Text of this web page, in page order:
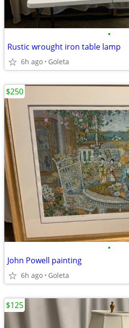
•
Rustic wrought iron table lamp
6h ago Goleta
•
John Powell painting
6h ago Goleta
$250
$125